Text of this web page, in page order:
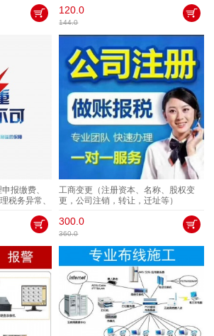
120.0
144.0
报缴费、
税务异常、
工商变更（注册资本、名称、股权变
更，公司注销，转让，迁址等）
300.0
360.0